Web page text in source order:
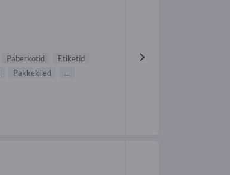
Paberkotid
Etiketid
Pakkekiled ...